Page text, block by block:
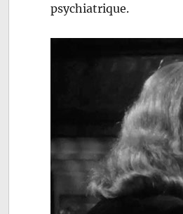
psychiatrique.